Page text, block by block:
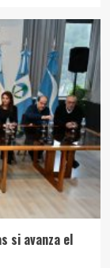
si avanza el